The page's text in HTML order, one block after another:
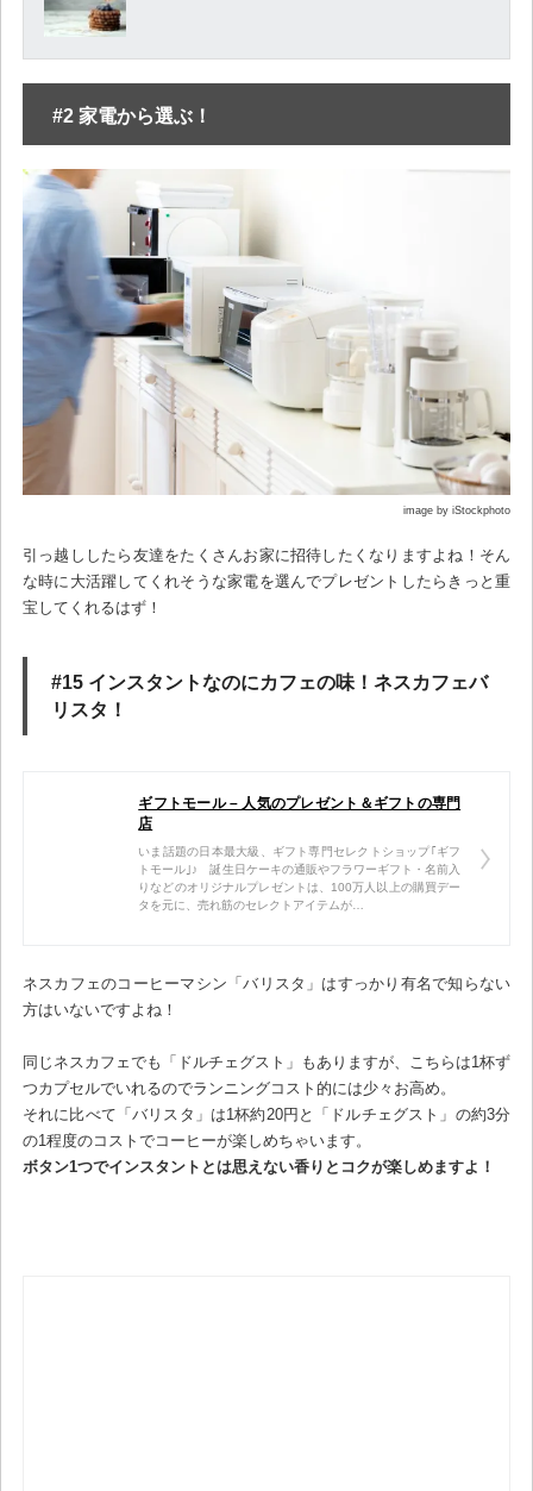
#2 家電から選ぶ！
image by iStockphoto
引っ越ししたら友達をたくさんお家に招待したくなりますよね！そん
な時に大活躍してくれそうな家電を選んでプレゼントしたらきっと重
宝してくれるはず！
#15 インスタントなのにカフェの味！ネスカフェバ
リスタ！
ギフトモール – 人気のプレゼント＆ギフトの専門
店
いま話題の日本最大級、ギフト専門セレクトショップ｢ギフ
トモール｣♪ 誕生日ケーキの通販やフラワーギフト・名前入
りなどのオリジナルプレゼントは、100万人以上の購買デー
タを元に、売れ筋のセレクトアイテムが…
ネスカフェのコーヒーマシン「バリスタ」はすっかり有名で知らない
方はいないですよね！
同じネスカフェでも「ドルチェグスト」もありますが、こちらは1杯ず
つカプセルでいれるのでランニングコスト的には少々お高め。
それに比べて「バリスタ」は1杯約20円と「ドルチェグスト」の約3分
の1程度のコストでコーヒーが楽しめちゃいます。
ボタン1つでインスタントとは思えない香りとコクが楽しめますよ！